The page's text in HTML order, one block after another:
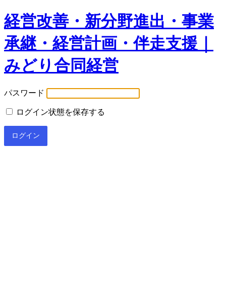
経営改善・新分野進出・事業
承継・経営計画・伴走支援｜
みどり合同経営
パスワード
ログイン状態を保存する